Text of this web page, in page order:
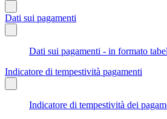
Dati sui pagamenti
Dati sui pagamenti - in formato
Indicatore di tempestività pagamenti
Indicatore di tempestività dei